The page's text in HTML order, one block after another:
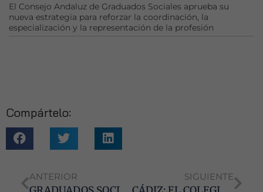
El Consejo Andaluz de Graduados Sociales aprueba su
nueva estrategia para reforzar la coordinación, la
especialización y la representación de la profesión
Compártelo:
ANTERIOR SIGUIENTE
son
opcionales.
Son
y estructura
de la web, en